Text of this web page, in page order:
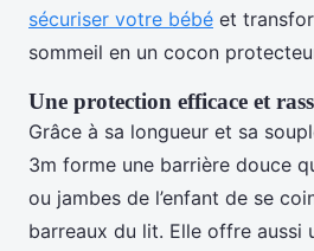
sécuriser votre bébé et
sommeil en un cocon
Une protection efficace et
Grâce à sa longueur et sa
3m forme une barrière douce
ou jambes de l’enfant de se
barreaux du lit. Elle offre aussi